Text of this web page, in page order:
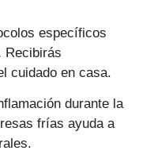
específicos
Recibirás
cuidado en casa.
durante la
frías ayuda a